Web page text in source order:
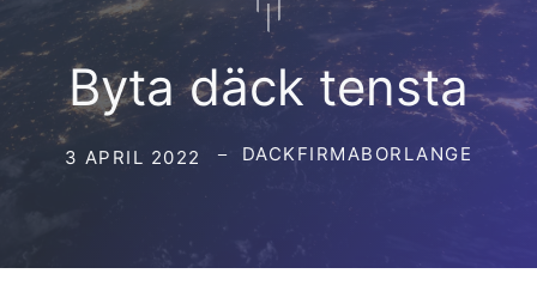
Byta däck tensta
3 APRIL 2022 DACKFIRMABORLANGE